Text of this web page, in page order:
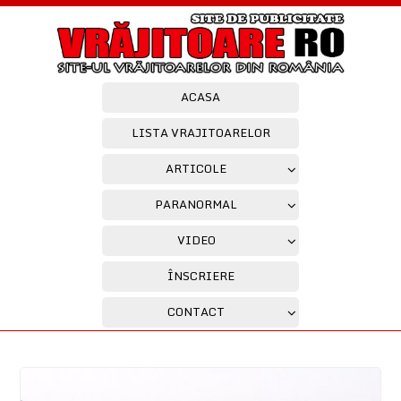
ACASA
LISTA VRAJITOARELOR
ARTICOLE
PARANORMAL
VIDEO
ÎNSCRIERE
CONTACT